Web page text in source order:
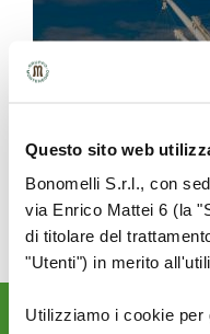
Questo sito web
Bonomelli S.r.l., con
via Enrico Mattei 6 (la
di titolare del
"Utenti") in merito
Utilizziamo i cookie per